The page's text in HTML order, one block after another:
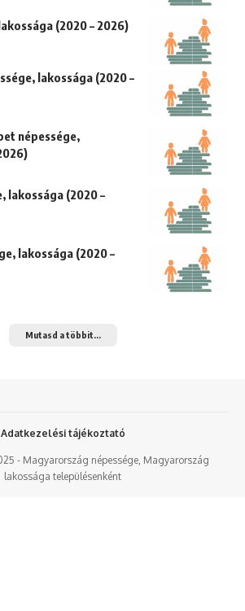
(2020 – 2026)
lakossága (2020 –
népessége,
lakossága (2020 –
lakossága (2020 –
Mutasd a többit...
- Magyarország népessége, Magyarország
lakossága településenként
Adatkezelési tájékoztató